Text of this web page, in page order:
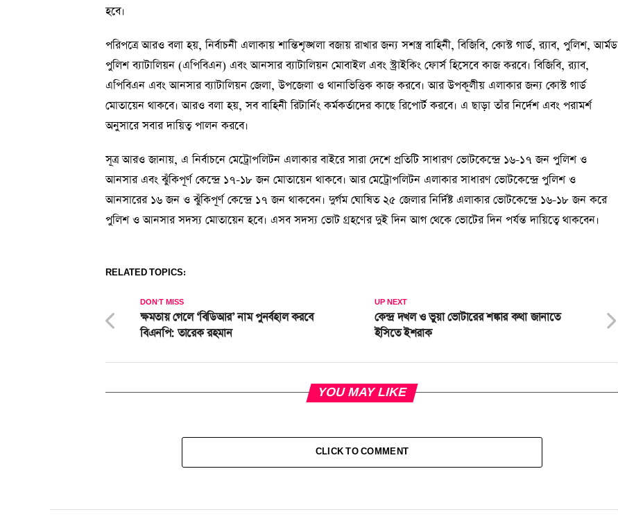
হবে।
পরিপত্রে আরও বলা হয়, নির্বাচনী এলাকায় শান্তিশৃঙ্খলা বজায় রাখার জন্য সশস্ত্র বাহিনী, বিজিবি, কোস্ট গার্ড, র‍্যাব, পুলিশ, আর্মড
পুলিশ ব্যাটালিয়ন (এপিবিএন) এবং আনসার ব্যাটালিয়ন মোবাইল এবং স্ট্রাইকিং ফোর্স হিসেবে কাজ করবে। বিজিবি, র‍্যাব,
এপিবিএন এবং আনসার ব্যাটালিয়ন জেলা, উপজেলা ও থানাভিত্তিক কাজ করবে। আর উপকূলীয় এলাকার জন্য কোস্ট গার্ড
মোতায়েন থাকবে। আরও বলা হয়, সব বাহিনী রিটার্নিং কর্মকর্তাদের কাছে রিপোর্ট করবে। এ ছাড়া তাঁর নির্দেশ এবং পরামর্শ
অনুসারে সবার দায়িত্ব পালন করবে।
সূত্র আরও জানায়, এ নির্বাচনে মেট্রোপলিটন এলাকার বাইরে সারা দেশে প্রতিটি সাধারণ ভোটকেন্দ্রে ১৬-১৭ জন পুলিশ ও
আনসার এবং ঝুঁকিপূর্ণ কেন্দ্রে ১৭-১৮ জন মোতায়েন থাকবে। আর মেট্রোপলিটন এলাকার সাধারণ ভোটকেন্দ্রে পুলিশ ও
আনসারের ১৬ জন ও ঝুঁকিপূর্ণ কেন্দ্রে ১৭ জন থাকবেন। দুর্গম ঘোষিত ২৫ জেলার নির্দিষ্ট এলাকার ভোটকেন্দ্রে ১৬-১৮ জন করে
পুলিশ ও আনসার সদস্য মোতায়েন হবে। এসব সদস্য ভোট গ্রহণের দুই দিন আগ থেকে ভোটের দিন পর্যন্ত দায়িত্বে থাকবেন।
RELATED TOPICS:
UP NEXT
কেন্দ্র দখল ও ভুয়া ভোটারের শঙ্কার কথা জানাতে
ইসিতে ইশরাক
DON'T MISS
ক্ষমতায় গেলে ‘বিডিআর’ নাম পুনর্বহাল করবে
বিএনপি: তারেক রহমান
YOU MAY LIKE
CLICK TO COMMENT